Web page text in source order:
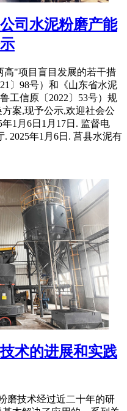
司水泥粉磨产能
高"项目盲目发展的若干措
〕98号）和《山东省水泥
工信原〔2022〕53号）规
案,现予公示,欢迎社会公
1月6日1月17日. 监督电
2025年1月6日. 莒县水泥有
术的进展和实践
磨技术经过近二十年的研